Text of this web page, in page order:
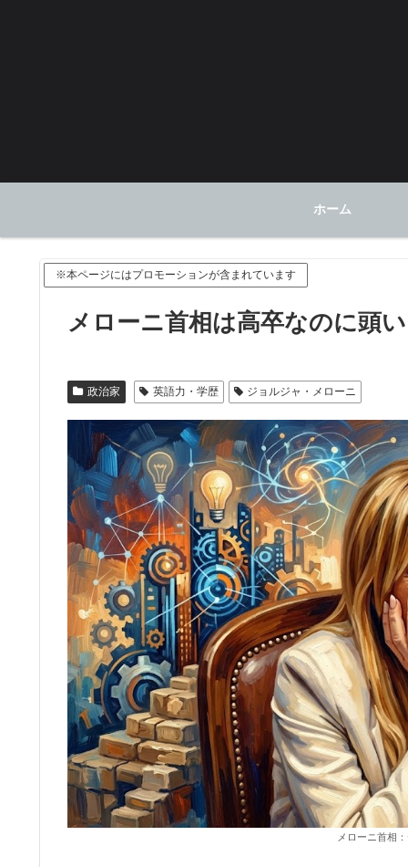
ホーム
※本ページにはプロモーションが含まれています
メローニ首相は高卒なのに頭
政治家 英語力・学歴 ジョルジャ・メローニ
メローニ首相